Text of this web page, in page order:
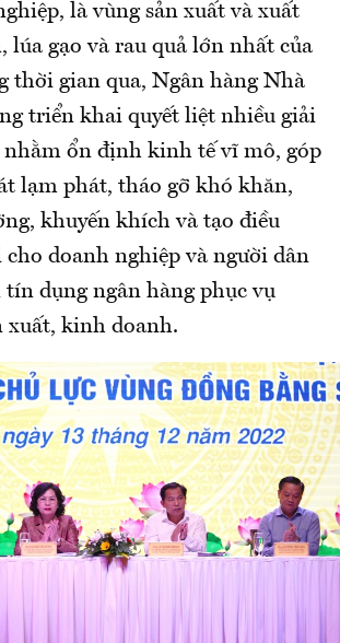
là vùng sản xuất và xuất
lúa gạo và rau quả lớn nhất của
thời gian qua, Ngân hàng Nhà
triển khai quyết liệt nhiều giải
nhằm ổn định kinh tế vĩ mô, góp
lạm phát, tháo gỡ khó khăn,
khuyến khích và tạo điều
doanh nghiệp và người dân
dụng ngân hàng phục vụ
xuất, kinh doanh.